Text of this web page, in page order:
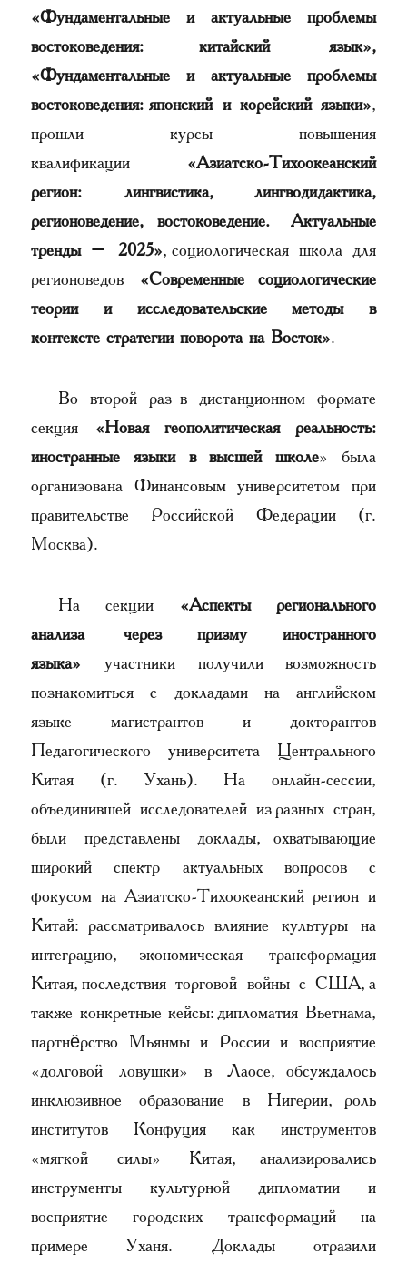
«Фундаментальные и актуальные проблемы
востоковедения: китайский язык»,
«Фундаментальные и актуальные проблемы
востоковедения: японский и корейский языки»,
прошли курсы повышения
квалификации «Азиатско-Тихоокеанский
регион: лингвистика, лингводидактика,
регионоведение, востоковедение. Актуальные
тренды – 2025», социологическая школа для
регионоведов «Современные социологические
теории и исследовательские методы в
контексте стратегии поворота на Восток».
Во второй раз в дистанционном формате
секция «Новая геополитическая реальность:
иностранные языки в высшей школе» была
организована Финансовым университетом при
правительстве Российской Федерации (г.
Москва).
На секции «Аспекты регионального
анализа через призму иностранного
языка» участники получили возможность
познакомиться с докладами на английском
языке магистрантов и докторантов
Педагогического университета Центрального
Китая (г. Ухань). На онлайн-сессии,
объединившей исследователей из разных стран,
были представлены доклады, охватывающие
широкий спектр актуальных вопросов с
фокусом на Азиатско-Тихоокеанский регион и
Китай: рассматривалось влияние культуры на
интеграцию, экономическая трансформация
Китая, последствия торговой войны с США, а
также конкретные кейсы: дипломатия Вьетнама,
партнёрство Мьянмы и России и восприятие
«долговой ловушки» в Лаосе, обсуждалось
инклюзивное образование в Нигерии, роль
институтов Конфуция как инструментов
«мягкой силы» Китая, анализировались
инструменты культурной дипломатии и
восприятие городских трансформаций на
примере Уханя. Доклады отразили